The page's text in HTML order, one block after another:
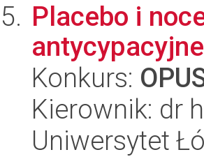
Placebo i
Konkurs:
Kierownik: dr
Uniwersytet